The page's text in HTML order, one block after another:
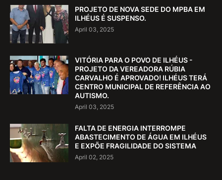
PROJETO DE NOVA SEDE DO MPBA EM
ILHÉUS É SUSPENSO.
April 03, 2025
VITÓRIA PARA O POVO DE ILHÉUS -
PROJETO DA VEREADORA RÚBIA
CARVALHO É APROVADO! ILHÉUS TERÁ
CENTRO MUNICIPAL DE REFERÊNCIA AO
AUTISMO.
April 03, 2025
FALTA DE ENERGIA INTERROMPE
ABASTECIMENTO DE ÁGUA EM ILHÉUS
E EXPÕE FRAGILIDADE DO SISTEMA
April 02, 2025